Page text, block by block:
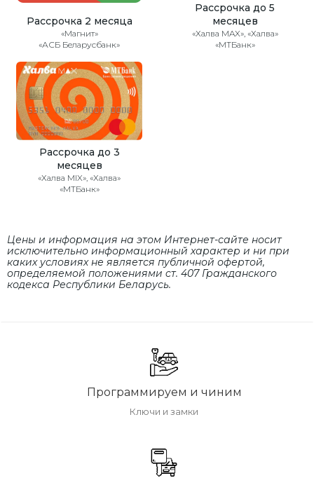
Рассрочка 2 месяца
«Магнит»
«АСБ Беларусбанк»
Рассрочка до 5
месяцев
«Халва MAX», «Халва»
«МТБанк»
Рассрочка до 3
месяцев
«Халва MIX», «Халва»
«МТБанк»
Цены и информация на этом Интернет-сайте носит
исключительно информационный характер и ни при
каких условиях не является публичной офертой,
определяемой положениями cт. 407 Гражданского
кодекса Республики Беларусь.
Программируем и чиним
Ключи и замки